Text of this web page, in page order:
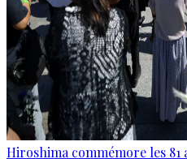
Hiroshima commémore les